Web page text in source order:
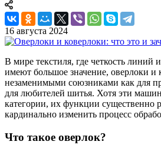
16 августа 2024
В мире текстиля, где четкость линий
имеют большое значение, оверлоки и
незаменимыми союзниками как для
для любителей шитья. Хотя эти
категории, их функции существенно
кардинально изменить процесс
Что такое оверлок?